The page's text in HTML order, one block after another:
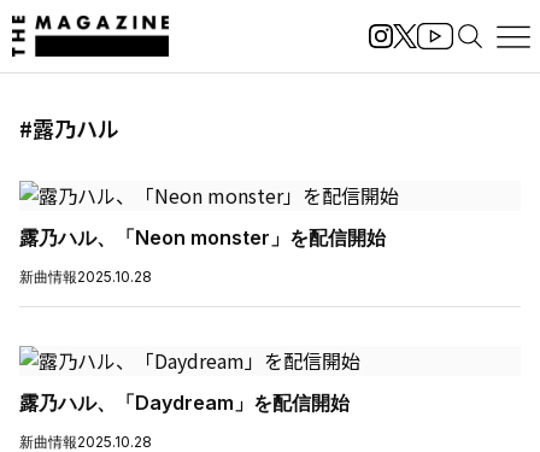
#露乃ハル
露乃ハル、「Neon monster」を配信開始
新曲情報2025.10.28
露乃ハル、「Daydream」を配信開始
新曲情報2025.10.28